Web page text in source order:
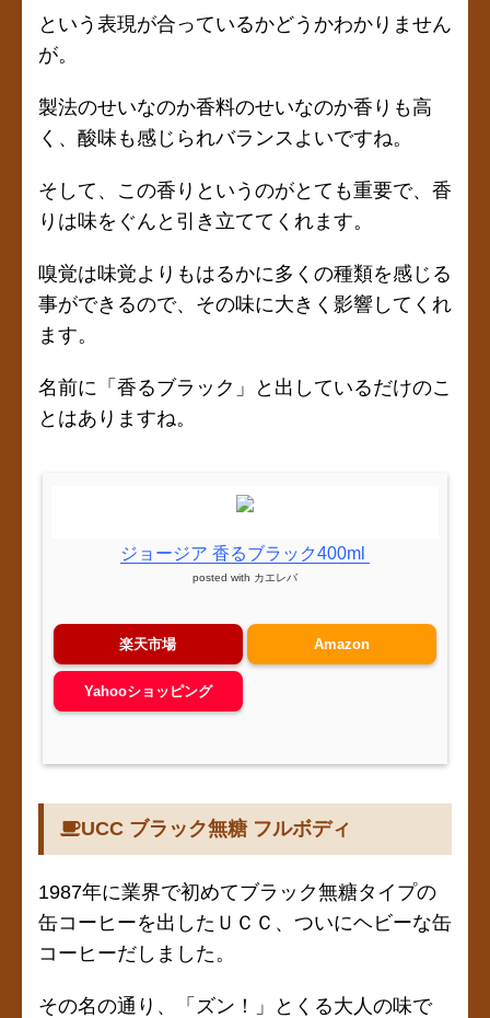
という表現が合っているかどうかわかりません
が。
製法のせいなのか香料のせいなのか香りも高
く、酸味も感じられバランスよいですね。
そして、この香りというのがとても重要で、香
りは味をぐんと引き立ててくれます。
嗅覚は味覚よりもはるかに多くの種類を感じる
事ができるので、その味に大きく影響してくれ
ます。
名前に「香るブラック」と出しているだけのこ
とはありますね。
ジョージア 香るブラック400ml
posted with カエレバ
楽天市場 Amazon
Yahooショッピング
UCC ブラック無糖 フルボディ
1987年に業界で初めてブラック無糖タイプの
缶コーヒーを出したＵＣＣ、ついにヘビーな缶
コーヒーだしました。
その名の通り、「ズン！」とくる大人の味で